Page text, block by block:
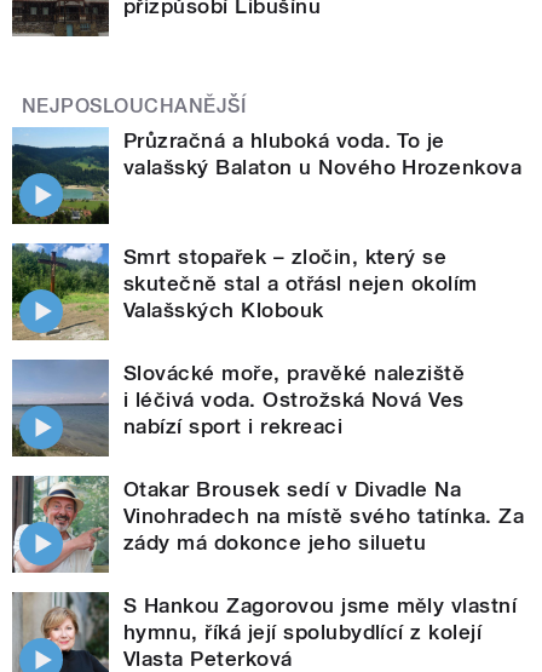
přizpůsobí Libušínu
NEJPOSLOUCHANĚJŠÍ
Průzračná a hluboká voda. To je
valašský Balaton u Nového Hrozenkova
Smrt stopařek – zločin, který se
skutečně stal a otřásl nejen okolím
Valašských Klobouk
Slovácké moře, pravěké naleziště
i léčivá voda. Ostrožská Nová Ves
nabízí sport i rekreaci
Otakar Brousek sedí v Divadle Na
Vinohradech na místě svého tatínka. Za
zády má dokonce jeho siluetu
S Hankou Zagorovou jsme měly vlastní
hymnu, říká její spolubydlící z kolejí
Vlasta Peterková